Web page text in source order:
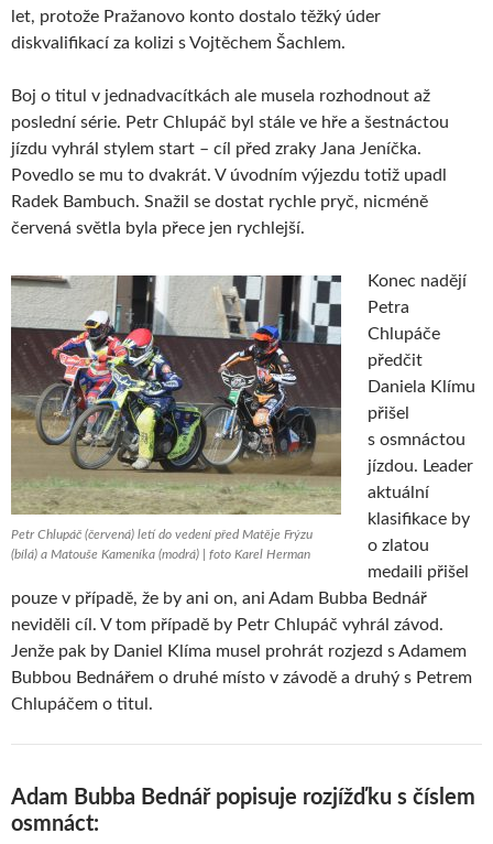
let, protože Pražanovo konto dostalo těžký úder
diskvalifikací za kolizi s Vojtěchem Šachlem.
Boj o titul v jednadvacítkách ale musela rozhodnout až
poslední série. Petr Chlupáč byl stále ve hře a šestnáctou
jízdu vyhrál stylem start – cíl před zraky Jana Jeníčka.
Povedlo se mu to dvakrát. V úvodním výjezdu totiž upadl
Radek Bambuch. Snažil se dostat rychle pryč, nicméně
červená světla byla přece jen rychlejší.
Petr Chlupáč (červená) letí do vedení před Matěje Frýzu
(bílá) a Matouše Kameníka (modrá) | foto Karel Herman
Konec nadějí
Petra
Chlupáče
předčit
Daniela Klímu
přišel
s osmnáctou
jízdou. Leader
aktuální
klasifikace by
o zlatou
medaili přišel
pouze v případě, že by ani on, ani Adam Bubba Bednář
neviděli cíl. V tom případě by Petr Chlupáč vyhrál závod.
Jenže pak by Daniel Klíma musel prohrát rozjezd s Adamem
Bubbou Bednářem o druhé místo v závodě a druhý s Petrem
Chlupáčem o titul.
Adam Bubba Bednář popisuje rozjížďku s číslem
osmnáct: